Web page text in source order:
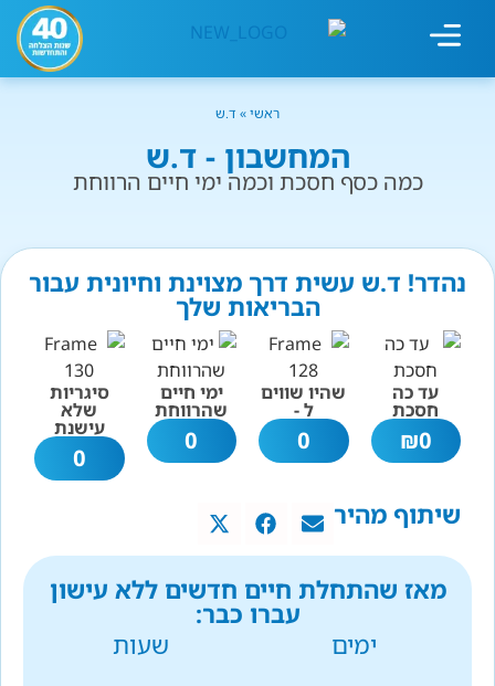
ראשי» ד.ש
המחשבון - ד.ש
כמה כסף חסכת וכמה ימי חיים הרווחת
נהדר! ד.ש עשית דרך מצוינת וחיונית עבור
הבריאות שלך
עד כה
חסכת
0
₪
שהיו שווים
ל -
0
ימי חיים
שהרווחת
0
סיגריות
שלא
עישנת
0
שיתוף מהיר
מאז שהתחלת חיים חדשים ללא עישון
עברו כבר:
ימים
שעות